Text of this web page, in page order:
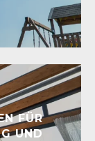
FÜR
UND